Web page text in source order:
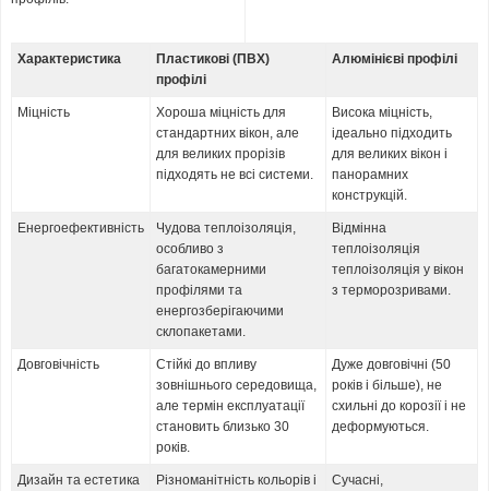
Характеристика
Пластикові (ПВХ)
профілі
Алюмінієві профілі
Міцність
Хороша міцність для
стандартних вікон, але
для великих прорізів
підходять не всі системи.
Висока міцність,
ідеально підходить
для великих вікон і
панорамних
конструкцій.
Енергоефективність
Чудова теплоізоляція,
особливо з
багатокамерними
профілями та
енергозберігаючими
склопакетами.
Відмінна
теплоізоляція
теплоізоляція у вікон
з терморозривами.
Довговічність
Стійкі до впливу
зовнішнього середовища,
але термін експлуатації
становить близько 30
років.
Дуже довговічні (50
років і більше), не
схильні до корозії і не
деформуються.
Дизайн та естетика
Різноманітність кольорів і
Сучасні,